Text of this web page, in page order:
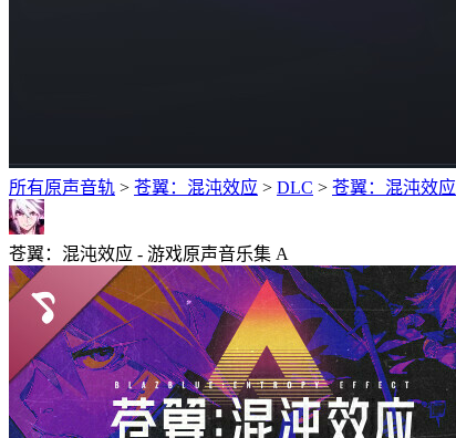
所有原声音轨 > 苍翼：混沌效应 > DLC > 苍翼：混沌效
苍翼：混沌效应 - 游戏原声音乐集 A